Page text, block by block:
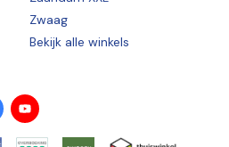
Zwaag
Bekijk alle winkels